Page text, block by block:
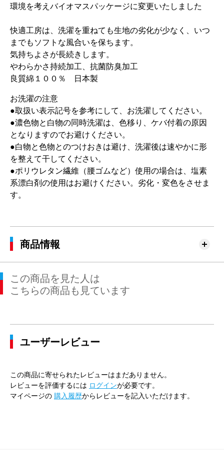
環境を考えバイオマスパッケージに変更いたしました
快適工房は、洗濯を重ねても生地の劣化が少なく、いつ
までもソフトな風合いを保ちます。
気持ちよさが長続きします。
やわらかさ持続加工、抗菌防臭加工
良質綿１００％ 日本製
お洗濯の注意
●取扱い表示記号を参考にして、お洗濯してください。
●濃色物と白物の同時洗濯は、色移り、ケバ付着の原因
となりますのでお避けください。
●白物と色物とのつけおきは避け、洗濯後は速やかに形
を整えて干してください。
●ポリウレタン繊維（腰ゴムなど）使用の場合は、塩素
系漂白剤の使用はお避けください。劣化・変色をさせま
す。
商品情報
この商品を見た人は
こちらの商品も見ています
ユーザーレビュー
この商品に寄せられたレビューはまだありません。
レビューを評価するには ログインが必要です。
マイページの 購入履歴からレビューを記入いただけます。